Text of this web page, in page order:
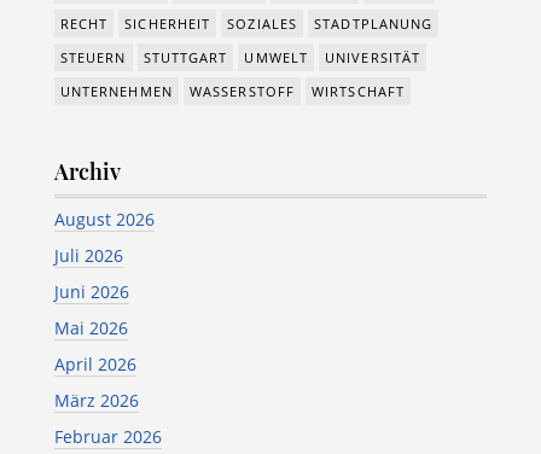
RECHT SICHERHEIT SOZIALES
STADTPLANUNG
STEUERN
STUTTGART UMWELT
UNIVERSITÄT
UNTERNEHMEN
WASSERSTOFF WIRTSCHAFT
Archiv
August 2026
Juli 2026
Juni 2026
Mai 2026
April 2026
März 2026
Februar 2026